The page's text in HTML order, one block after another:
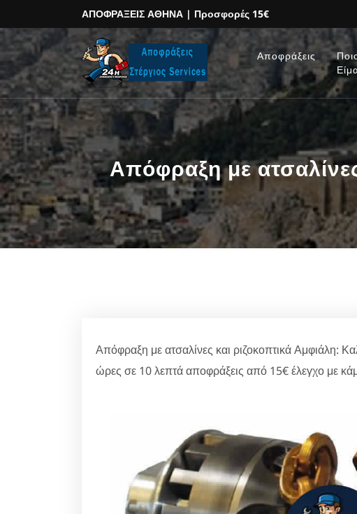
ΑΠΟΦΡΑΞΕΙΣ ΑΘΗΝΑ | Προσφορές 15€
Αποφράξεις
Απόφραξη με
Απόφραξη με ατσαλίνες και ριζοκοπτικά Αμφιάλη:
ώρες σε 10 λεπτά αποφράξεις από 15€ έλεγχο με